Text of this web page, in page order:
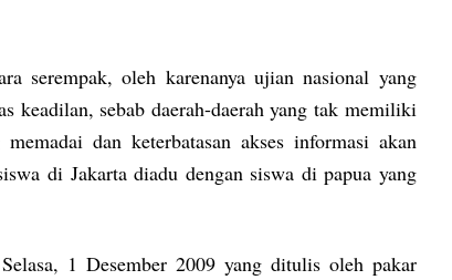
serempak, oleh karenanya ujian nasional yang
keadilan, sebab daerah-daerah yang tak memiliki
dan keterbatasan akses informasi akan
di Jakarta diadu dengan siswa di papua yang
Selasa, 1 Desember 2009 yang ditulis oleh pakar